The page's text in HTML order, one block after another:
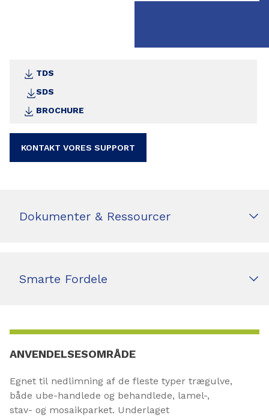
TDS
SDS
BROCHURE
KONTAKT VORES SUPPORT
Dokumenter & Ressourcer
Smarte Fordele
ANVENDELSESOMRÅDE
Egnet til nedlimning af de fleste typer trægulve,
både ube-handlede og behandlede, lamel-,
stav- og mosaikparket. Underlaget